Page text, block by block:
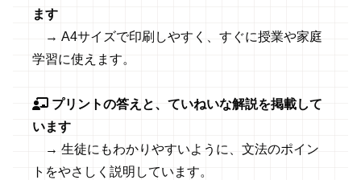
ます
→ A4サイズで印刷しやすく、すぐに授業や家庭
学習に使えます。
プリントの答えと、ていねいな解説を掲載して
います
→ 生徒にもわかりやすいように、文法のポイン
トをやさしく説明しています。